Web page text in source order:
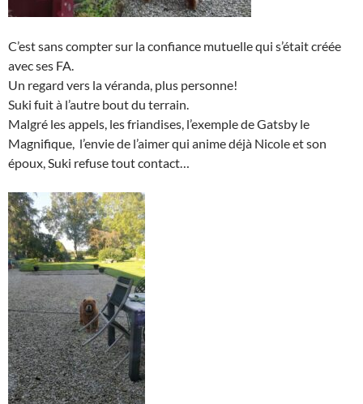
C’est sans compter sur la confiance mutuelle qui s’était créée
avec ses FA.
Un regard vers la véranda, plus personne!
Suki fuit à l’autre bout du terrain.
Malgré les appels, les friandises, l’exemple de Gatsby le
Magnifique, l’envie de l’aimer qui anime déjà Nicole et son
époux, Suki refuse tout contact…